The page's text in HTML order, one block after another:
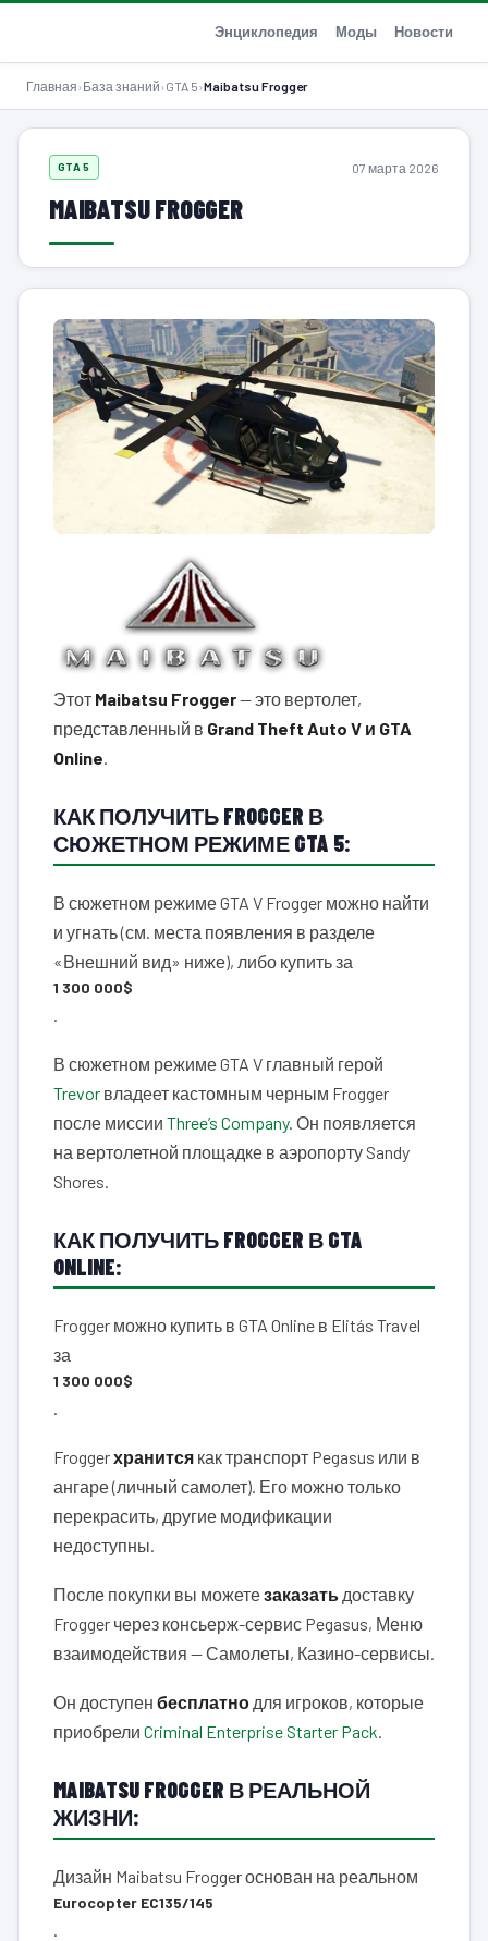
Энциклопедия Моды Новости
Главная›База знаний›GTA 5›Maibatsu Frogger
GTA 5 07 марта 2026
MAIBATSU FROGGER
Этот Maibatsu Frogger— это вертолет,
представленный в Grand Theft Auto V и GTA
Online.
КАК ПОЛУЧИТЬ FROGGER В
СЮЖЕТНОМ РЕЖИМЕ GTA 5:
В сюжетном режиме GTA V Frogger можно найти
и угнать (см. места появления в разделе
«Внешний вид» ниже), либо купить за
1 300 000$
.
В сюжетном режиме GTA V главный герой
Trevor владеет кастомным черным Frogger
после миссии Three’s Company. Он появляется
на вертолетной площадке в аэропорту Sandy
Shores.
КАК ПОЛУЧИТЬ FROGGER В GTA
ONLINE:
Frogger можно купить в GTA Online в Elitás Travel
за
1 300 000$
.
Froggerхранится как транспорт Pegasus или в
ангаре (личный самолет). Его можно только
перекрасить, другие модификации
недоступны.
После покупки вы можетезаказать доставку
Frogger через консьерж-сервис Pegasus, Меню
взаимодействия — Самолеты, Казино-сервисы.
Он доступен бесплатно для игроков, которые
приобрели Criminal Enterprise Starter Pack.
MAIBATSU FROGGER В РЕАЛЬНОЙ
ЖИЗНИ:
Дизайн Maibatsu Frogger основан на реальном
Eurocopter EC135/145
.